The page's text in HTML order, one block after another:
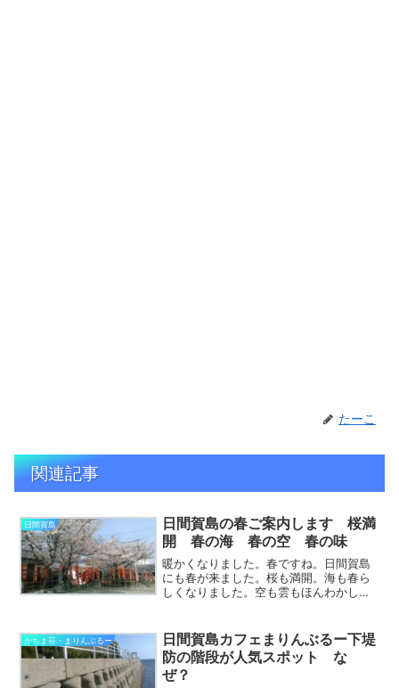
たーこ
関連記事
日間賀島
日間賀島の春ご案内します 桜満
開 春の海 春の空 春の味
暖かくなりました。春ですね。日間賀島
にも春が来ました。桜も満開。海も春ら
しくなりました。空も雲もほんわかして
い。食べて見て遊んで、お楽しみくださ
い。日間賀島の春日間賀島は...
かちま荘・まりんぶるー
日間賀島カフェまりんぶるー下堤
防の階段が人気スポット な
ぜ？